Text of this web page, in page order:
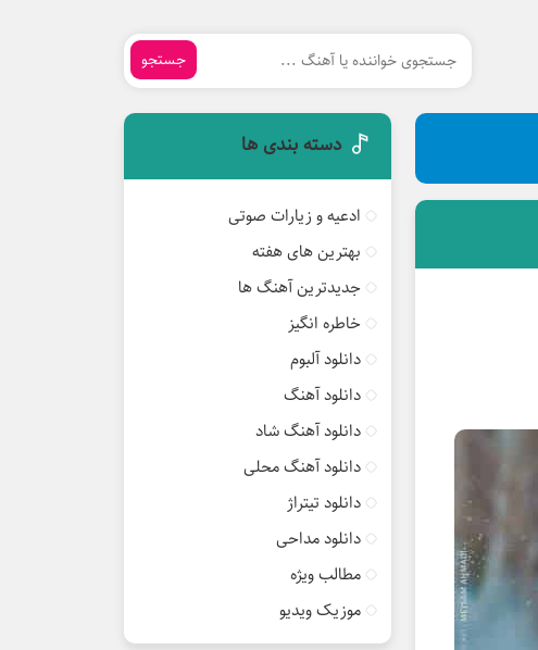
جستجو
دسته بندی ها
ادعیه و زیارات صوتی
بهترین های هفته
جدیدترین آهنگ ها
خاطره انگیز
دانلود آلبوم
دانلود آهنگ
دانلود آهنگ شاد
دانلود آهنگ محلی
دانلود تیتراژ
دانلود مداحی
مطالب ویژه
موزیک ویدیو